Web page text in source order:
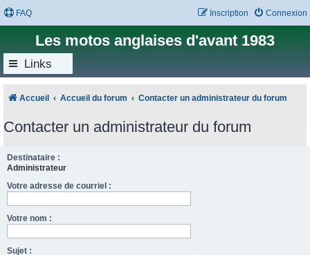
FAQ Connexion
Inscription
Les motos anglaises d'avant 1983
Links
Accueil Accueil du forum Contacter un administrateur du forum
Contacter un administrateur du forum
Destinataire :
Administrateur
Votre adresse de courriel :
Votre nom :
Sujet :